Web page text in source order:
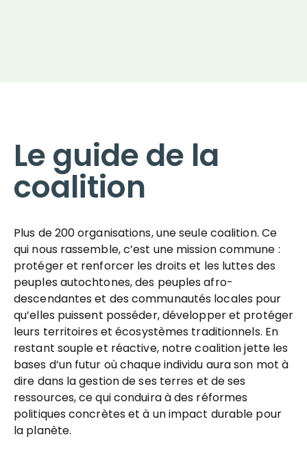
Le guide de la
coalition
Plus de 200 organisations, une seule coalition. Ce
qui nous rassemble, c’est une mission commune :
protéger et renforcer les droits et les luttes des
peuples autochtones, des peuples afro-
descendantes et des communautés locales pour
qu’elles puissent posséder, développer et protéger
leurs territoires et écosystèmes traditionnels. En
restant souple et réactive, notre coalition jette les
bases d’un futur où chaque individu aura son mot à
dire dans la gestion de ses terres et de ses
ressources, ce qui conduira à des réformes
politiques concrètes et à un impact durable pour
la planète.